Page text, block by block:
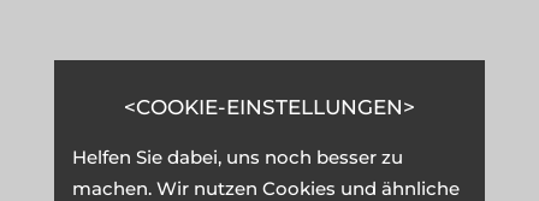
COOKIE-EINSTELLUNGEN
Helfen Sie dabei, uns noch besser zu
machen. Wir nutzen Cookies und ähnliche